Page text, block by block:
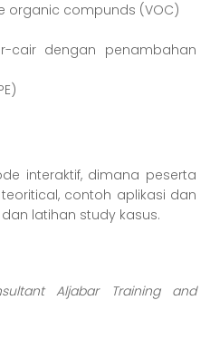
organic compunds (VOC)
cair dengan penambahan
interaktif, dimana peserta
contoh aplikasi dan
latihan study kasus.
Aljabar Training and